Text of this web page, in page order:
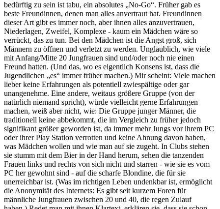
bedürftig zu sein ist tabu, ein absolutes „No-Go“. Früher gab es
beste Freundinnen, denen man alles anvertraut hat. Freundinnen
dieser Art gibt es immer noch, aber ihnen alles anzuvertrauen,
Niederlagen, Zweifel, Komplexe - kaum ein Mädchen wäre so
verrückt, das zu tun. Bei den Mädchen ist die Angst groß, sich
Männern zu öffnen und verletzt zu werden. Unglaublich, wie viele
mit Anfang/Mitte 20 Jungfrauen sind und/oder noch nie einen
Freund hatten. (Und das, wo es eigentlich Konsens ist, dass die
Jugendlichen „es“ immer früher machen.) Mir scheint: Viele machen
lieber keine Erfahrungen als potentiell zwiespältige oder gar
unangenehme. Eine andere, weitaus größere Gruppe (von der
natürlich niemand spricht), würde vielleicht gerne Erfahrungen
machen, weiß aber nicht, wie: Die Gruppe junger Männer, die
traditionell keine abbekommt, die im Vergleich zu früher jedoch
signifikant größer geworden ist, da immer mehr Jungs vor ihrem PC
oder ihrer Play Station verrotten und keine Ahnung davon haben,
was Mädchen wollen und wie man auf sie zugeht. In Clubs stehen
sie stumm mit dem Bier in der Hand herum, sehen die tanzenden
Frauen links und rechts von sich nicht und starren - wie sie es vom
PC her gewohnt sind - auf die scharfe Blondine, die für sie
unerreichbar ist. (Was im richtigen Leben undenkbar ist, ermöglicht
die Anonymität des Internets: Es gibt seit kurzem Foren für
männliche Jungfrauen zwischen 20 und 40, die regen Zulauf